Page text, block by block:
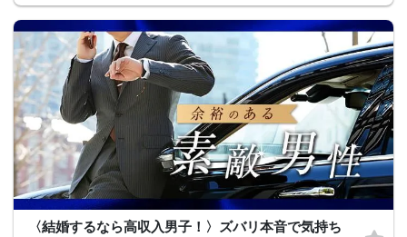
〈結婚するなら高収入男子！〉ズバリ本音で気持ち